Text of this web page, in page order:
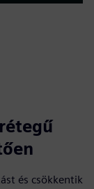
és csökkentik